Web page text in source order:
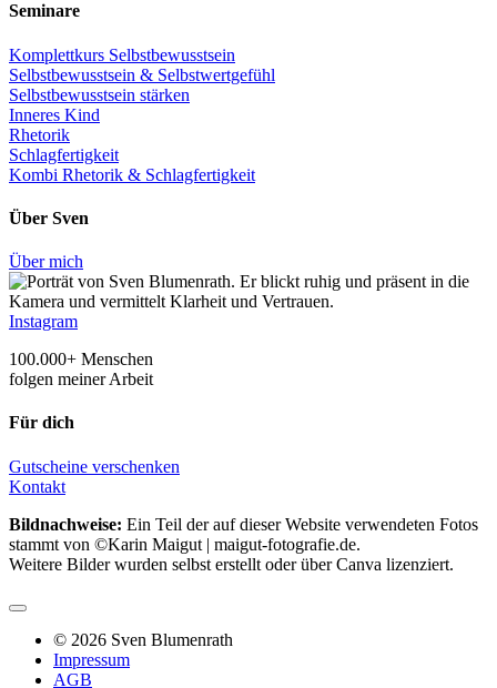
Seminare
Komplettkurs Selbstbewusstsein
Selbstbewusstsein & Selbstwertgefühl
Selbstbewusstsein stärken
Inneres Kind
Rhetorik
Schlagfertigkeit
Kombi Rhetorik & Schlagfertigkeit
Über Sven
Über mich
Instagram
100.000+ Menschen
folgen meiner Arbeit
Für dich
Gutscheine verschenken
Kontakt
Bildnachweise: Ein Teil der auf dieser Website verwendeten Fotos
stammt von ©Karin Maigut | maigut-fotografie.de.
Weitere Bilder wurden selbst erstellt oder über Canva lizenziert.
© 2026 Sven Blumenrath
Impressum
AGB